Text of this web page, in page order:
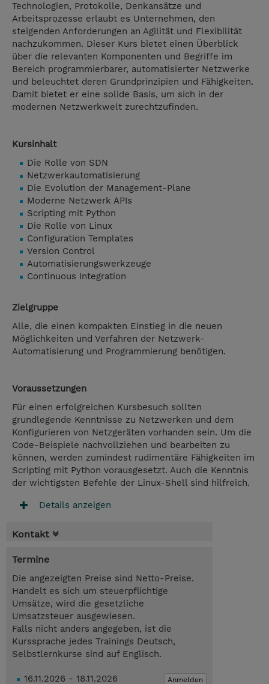
Technologien, Protokolle, Denkansätze und
Arbeitsprozesse erlaubt es Unternehmen, den
steigenden Anforderungen an Agilität und Flexibilität
nachzukommen. Dieser Kurs bietet einen Überblick
über die relevanten Komponenten und Begriffe im
Bereich programmierbarer, automatisierter Netzwerke
und beleuchtet deren Grundprinzipien und Fähigkeiten.
Damit bietet er eine solide Basis, um sich in der
modernen Netzwerkwelt zurechtzufinden.
Kursinhalt
Die Rolle von SDN
Netzwerkautomatisierung
Die Evolution der Management-Plane
Moderne Netzwerk APIs
Scripting mit Python
Die Rolle von Linux
Configuration Templates
Version Control
Automatisierungswerkzeuge
Continuous Integration
Zielgruppe
Alle, die einen kompakten Einstieg in die neuen
Möglichkeiten und Verfahren der Netzwerk-
Automatisierung und Programmierung benötigen.
Voraussetzungen
Für einen erfolgreichen Kursbesuch sollten
grundlegende Kenntnisse zu Netzwerken und dem
Konfigurieren von Netzgeräten vorhanden sein. Um die
Code-Beispiele nachvollziehen und bearbeiten zu
können, werden zumindest rudimentäre Fähigkeiten im
Scripting mit Python vorausgesetzt. Auch die Kenntnis
der wichtigsten Befehle der Linux-Shell sind hilfreich.
Details anzeigen
Kontakt
Termine
Die angezeigten Preise sind Netto-Preise.
Handelt es sich um steuerpflichtige
Umsätze, wird die gesetzliche
Umsatzsteuer ausgewiesen.
Falls nicht anders angegeben, ist die
Kurssprache jedes Trainings Deutsch,
Selbstlernkurse sind auf Englisch.
Anmelden
16.11.2026 - 18.11.2026